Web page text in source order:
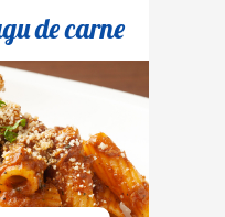
de carne